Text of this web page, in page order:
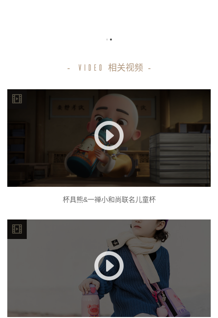
- VIDEO 相关视频 -
杯具熊&一禅小和尚联名儿童杯